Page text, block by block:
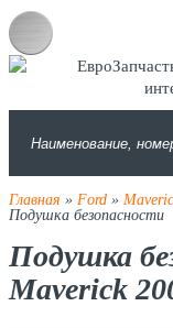
Главная » Ford»
Подушка безопасности
Подушка
Maverick